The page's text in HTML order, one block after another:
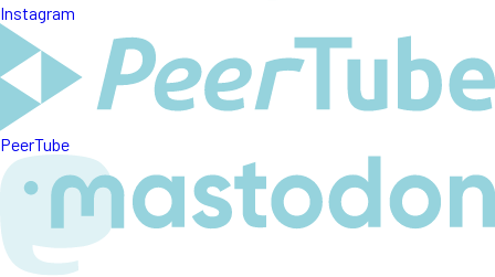
Instagram
PeerTube